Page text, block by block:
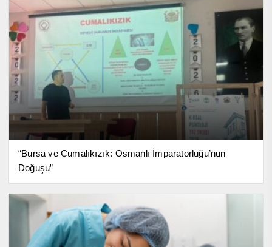
“Bursa ve Cumalıkızık: Osmanlı İmparatorluğu’nun
Doğuşu”